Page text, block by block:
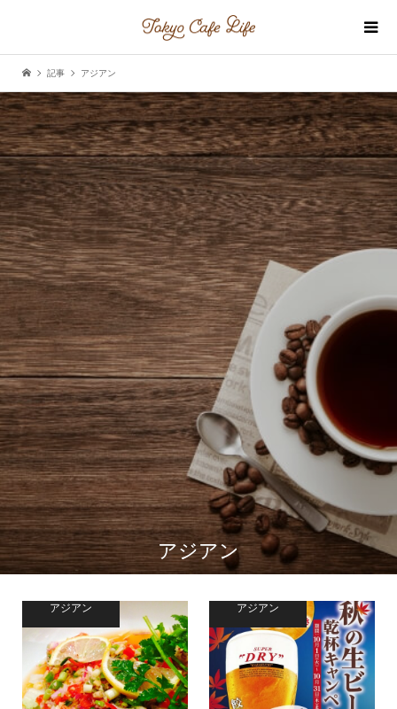
記事 アジアン
アジアン
アジアン アジアン